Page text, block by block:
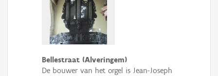
Bellestraat (Alveringem)
De bouwer van het orgel is Jean-Joseph